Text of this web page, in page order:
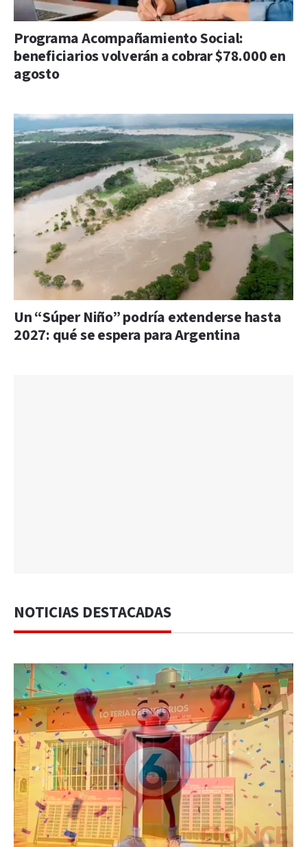
Programa Acompañamiento Social:
beneficiarios volverán a cobrar $78.000 en
agosto
Un “Súper Niño” podría extenderse hasta
2027: qué se espera para Argentina
NOTICIAS DESTACADAS